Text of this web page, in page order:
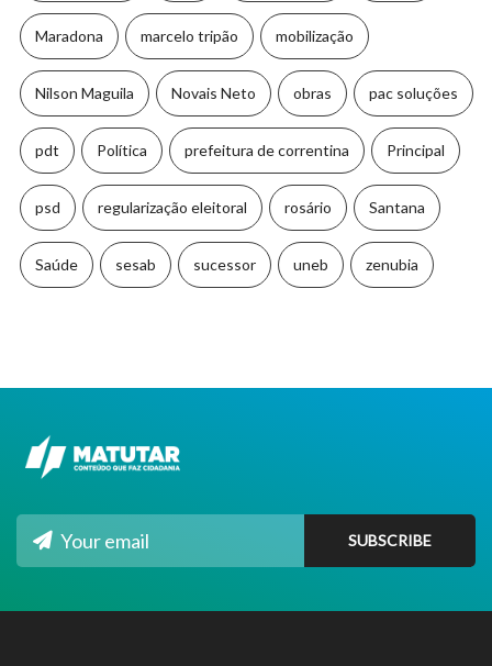
Maradona marcelo tripão mobilização
Nilson Maguila Novais Neto obras pac soluções
pdt Política prefeitura de correntina Principal
psd regularização eleitoral rosário Santana
Saúde sesab sucessor uneb zenubia